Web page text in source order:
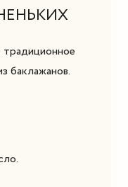
традиционное
баклажанов.